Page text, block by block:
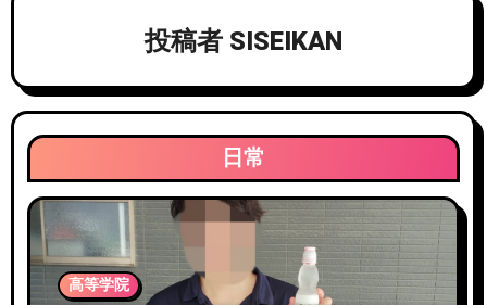
ョ
ン
投稿者 SISEIKAN
日常
高等学院